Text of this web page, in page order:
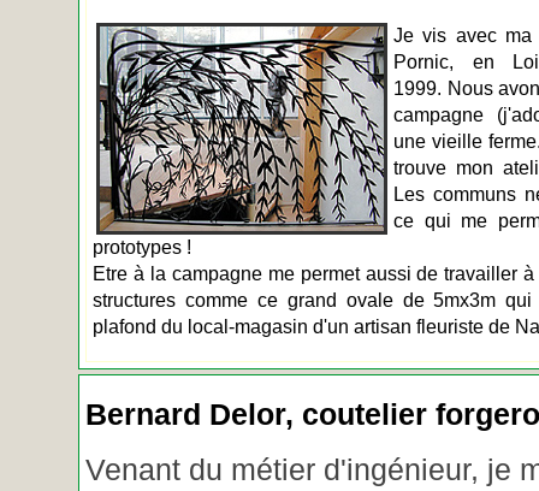
Je vis avec ma
Pornic, en
1999. Nous
campagne
une vieille
trouve mon
Les communs
ce qui me
prototypes !
Etre à la campagne me permet aussi de travailler
structures comme ce grand ovale de 5mx3m
plafond du local-magasin d'un artisan fleuriste de
Bernard Delor, coutelier
Venant du métier d'ingénieur, je